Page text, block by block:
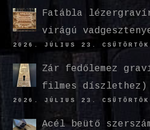
Fatábla
virágú
2026. JÚLIUS 23. CSÜTÖRTÖK
Zár fedőlemez
filmes díszlethez)
2026. JÚLIUS 23. CSÜTÖRTÖK
Acél beütő